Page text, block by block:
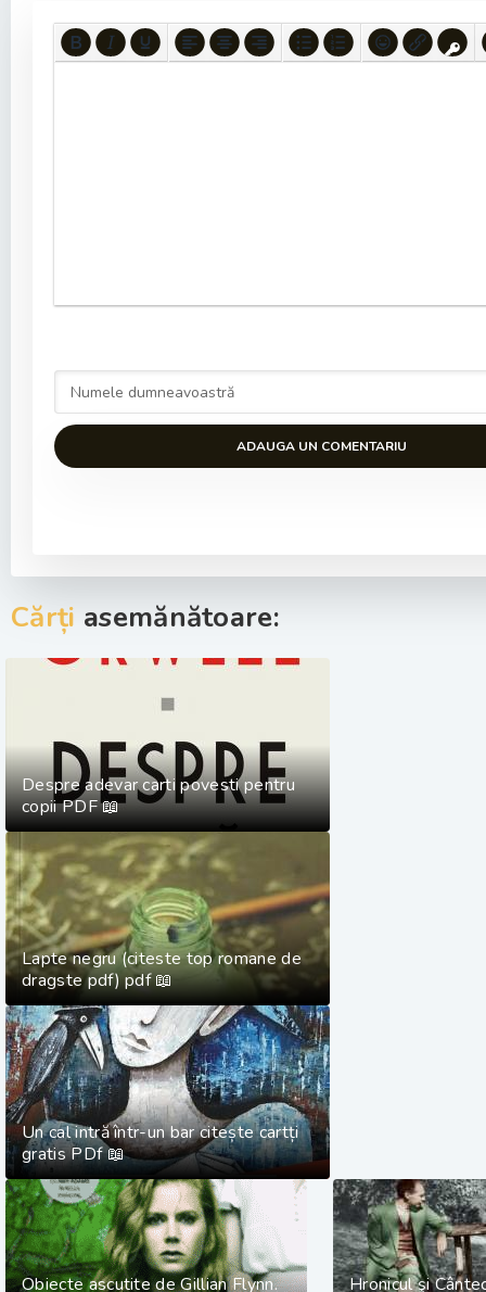
ADAUGA UN COMENTARIU
Cărți asemănătoare:
Despre adevar carti povesti pentru
copii PDF 📖
Lapte negru (citeste top romane de
dragste pdf) pdf 📖
Un cal intră într-un bar citește cartți
gratis PDf 📖
Obiecte ascutite de Gillian Flynn. Hronicul şi